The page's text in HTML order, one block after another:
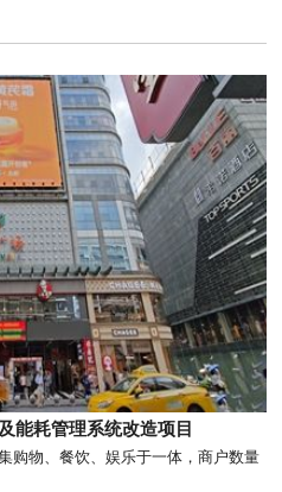
能耗管理系统改造项目
购物、餐饮、娱乐于一体，商户数量